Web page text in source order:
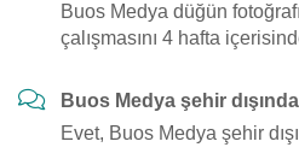
Buos Medya düğün
çalışmasını 4 hafta
Buos Medya şehir
Evet, Buos Medya şehir